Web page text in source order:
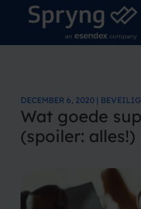
DECEMBER 6, 2020 |
Wat goede
(spoiler: alles!)